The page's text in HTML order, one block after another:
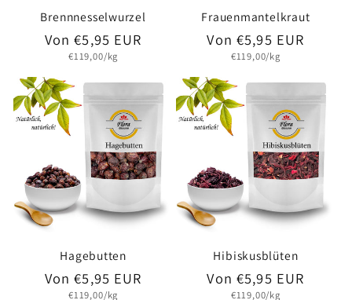
Brennnesselwurzel
Normaler
Preis
Von €5,95 EUR
Grundpreis
€119,00/kg
Frauenmantelkraut
Normaler
Preis
Von €5,95 EUR
Grundpreis
€119,00/kg
Hagebutten
Normaler
Von €5,95 EUR
Grundpreis
€119,00/kg
Hibiskusblüten
Normaler
Von €5,95 EUR
Grundpreis
€119,00/kg